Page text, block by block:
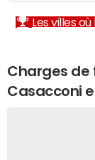
Les villes
Charges de
Casacconi